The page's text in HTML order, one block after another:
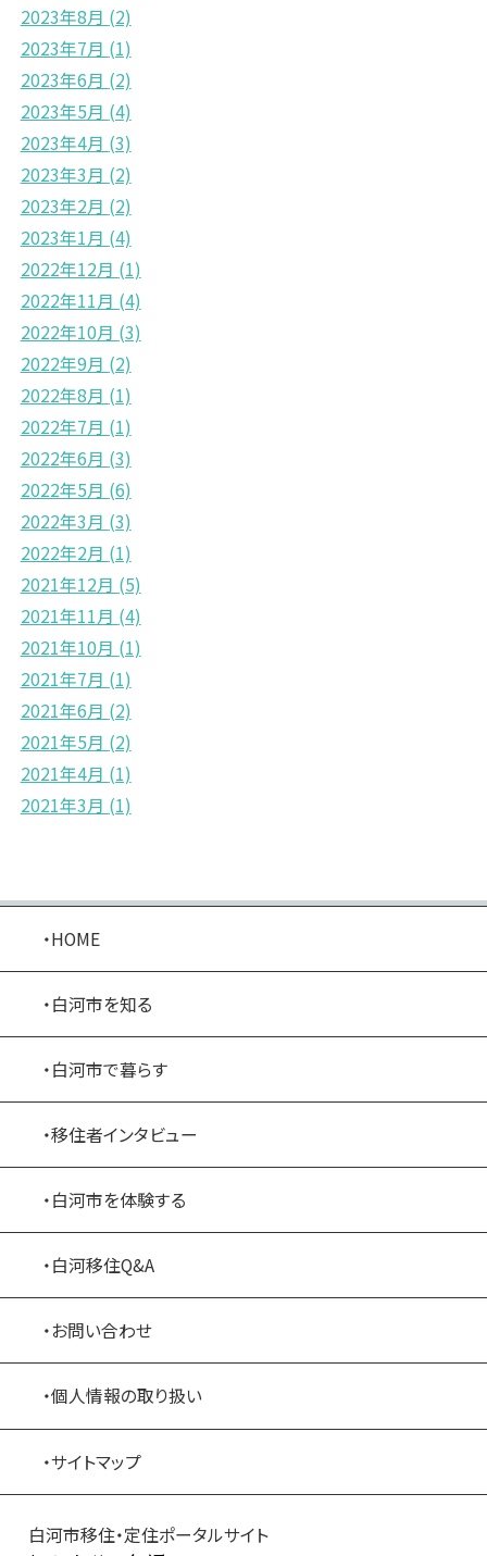
2023年8月 (2)
2023年7月 (1)
2023年6月 (2)
2023年5月 (4)
2023年4月 (3)
2023年3月 (2)
2023年2月 (2)
2023年1月 (4)
2022年12月 (1)
2022年11月 (4)
2022年10月 (3)
2022年9月 (2)
2022年8月 (1)
2022年7月 (1)
2022年6月 (3)
2022年5月 (6)
2022年3月 (3)
2022年2月 (1)
2021年12月 (5)
2021年11月 (4)
2021年10月 (1)
2021年7月 (1)
2021年6月 (2)
2021年5月 (2)
2021年4月 (1)
2021年3月 (1)
白河市移住・定住ポータルサイト
・HOME
・白河市を知る
・白河市で暮らす
・移住者インタビュー
・白河市を体験する
・白河移住Q&A
・お問い合わせ
・個人情報の取り扱い
・サイトマップ